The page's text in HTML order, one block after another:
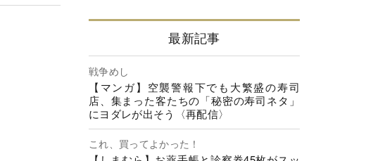
最新記事
戦争めし
【マンガ】空襲警報下でも大繁盛の寿司
店、集まった客たちの「秘密の寿司ネタ」
にヨダレが出そう〈再配信〉
これ、買ってよかった！